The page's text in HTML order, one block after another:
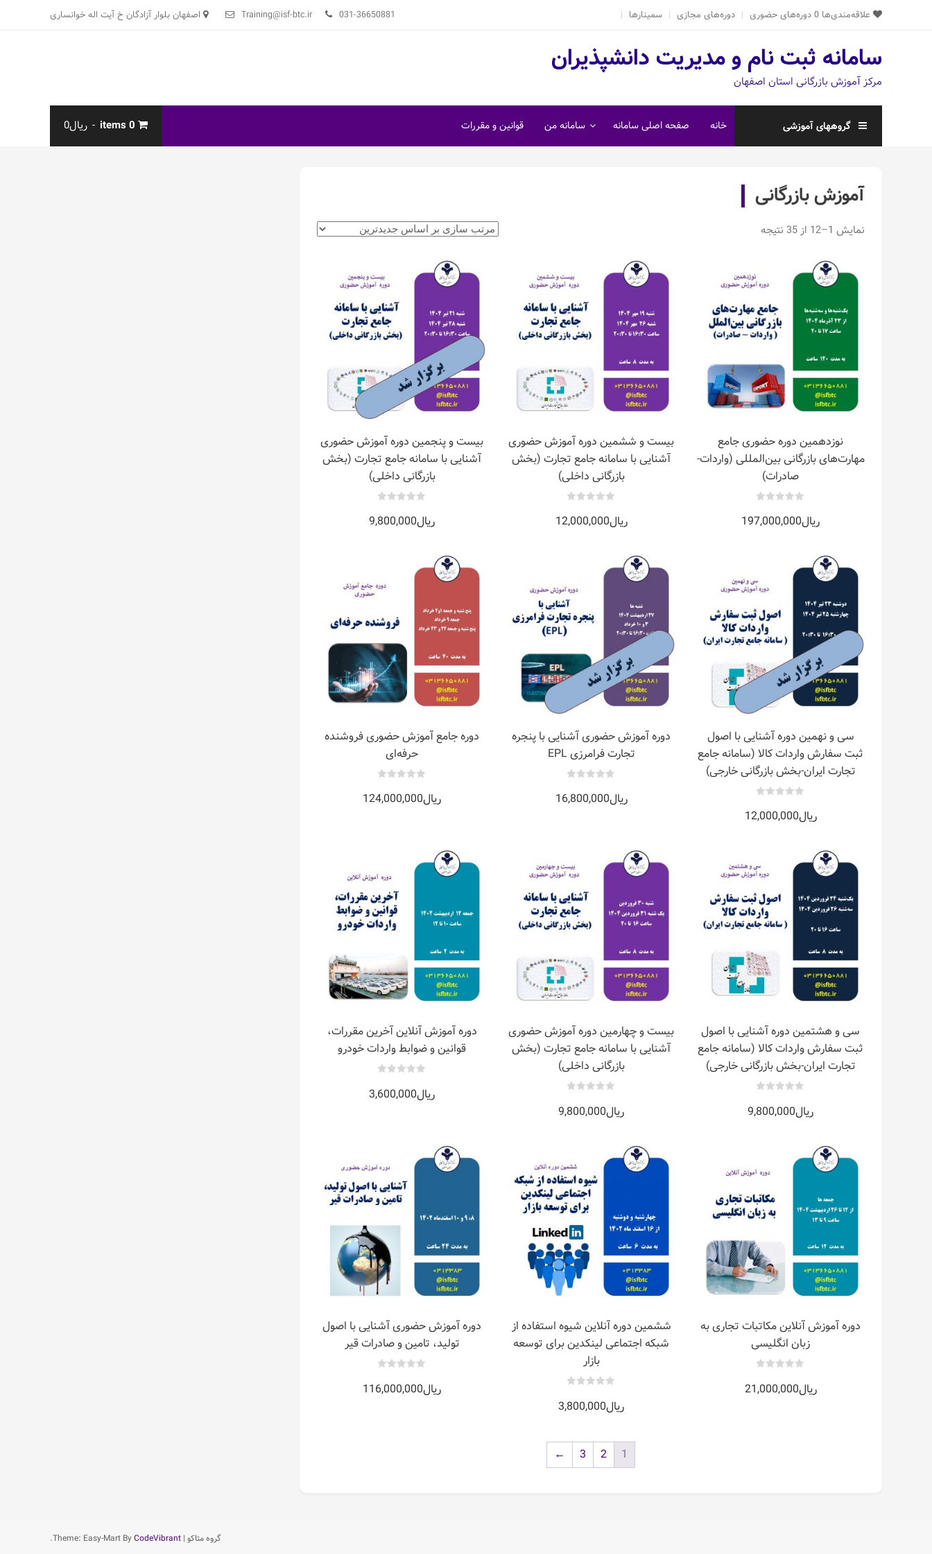
031-36650881
Training@isf-btc.ir اصفهان بلوار آزادگان خ آیت اله خوانساری علاقه‌مندی‌ها 0دوره‌های حضوری دوره‌های مجازی سمینارها
سامانه ثبت نام و مدیریت دانشپذیران
مرکز آموزش بازرگانی استان اصفهان
گروههای آموزشی خانه صفحه اصلی سامانه سامانه من قوانین و مقررات 0 items ریال0
آموزش بازرگانی
نمایش 1–12 از 35 نتیجه
نوزدهمین دوره حضوری جامع
مهارت‌های بازرگانی بین‌المللی (واردات-
صادرات)
out
ofریال197,000,000
بیست و ششمین دوره آموزش حضوری
آشنایی با سامانه جامع تجارت (بخش
بازرگانی داخلی)
out
of
ریال12,000,000
بیست و پنجمین دوره آموزش حضوری
آشنایی با سامانه جامع تجارت (بخش
بازرگانی داخلی)
out
of
ریال9,800,000
سی و نهمین دوره آشنایی با اصول
ثبت سفارش واردات کالا (سامانه جامع
تجارت ایران-بخش بازرگانی خارجی)
out
of
ریال12,000,000
دوره آموزش حضوری آشنایی با پنجره
تجارت فرامرزی EPL
out
of
ریال16,800,000
دوره جامع آموزش حضوری فروشنده
حرفه‌ای
out
ofریال124,000,000
سی و هشتمین دوره آشنایی با اصول
ثبت سفارش واردات کالا (سامانه جامع
تجارت ایران-بخش بازرگانی خارجی)
out
of
ریال9,800,000
بیست و چهارمین دوره آموزش حضوری
آشنایی با سامانه جامع تجارت (بخش
بازرگانی داخلی)
out
of
ریال9,800,000
دوره آموزش آنلاین آخرین مقررات،
قوانین و ضوابط واردات خودرو
out
of
ریال3,600,000
دوره آموزش آنلاین مکاتبات تجاری به
زبان انگلیسی
out
of
ریال21,000,000
ششمین دوره آنلاین شیوه استفاده از
شبکه اجتماعی لینکدین برای توسعه
بازار
out
of
ریال3,800,000
دوره آموزش حضوری آشنایی با اصول
تولید، تامین و صادرات قیر
out
ofریال116,000,000
1
2
3
←
گروه متاکو |
Theme: Easy-Mart ByCodeVibrant
.